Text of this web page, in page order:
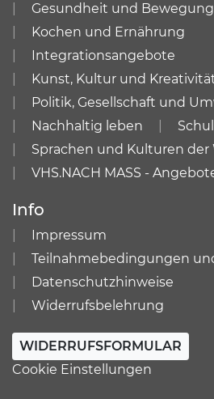
Gesundheit und Bewegung
Kochen und Ernährung
Integrationsangebote
Kunst, Kultur und
Politik, Gesellschaft und
Nachhaltig leben
Sprachen und Kulturen der
VHS.NACH MASS -
Info
Impressum
Teilnahmebedingungen
Datenschutzhinweise
Widerrufsbelehrung
WIDERRUFSFORMULAR
Cookie Einstellungen